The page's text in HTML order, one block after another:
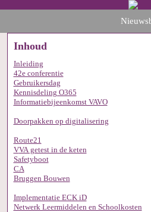
Inhoud
Inleiding
42e conferentie
Gebruikersdag
Kennisdeling O365
Informatiebijeenkomst VAVO
Doorpakken op digitalisering
Route21
VVA getest in de keten
Safetyboot
CA
Bruggen Bouwen
Implementatie ECK iD
Netwerk Leermiddelen en Schoolkosten